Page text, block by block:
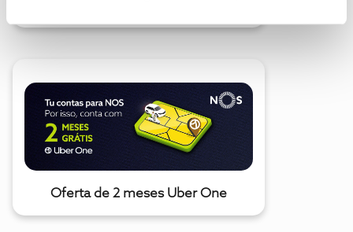
Oferta de 2 meses Uber One